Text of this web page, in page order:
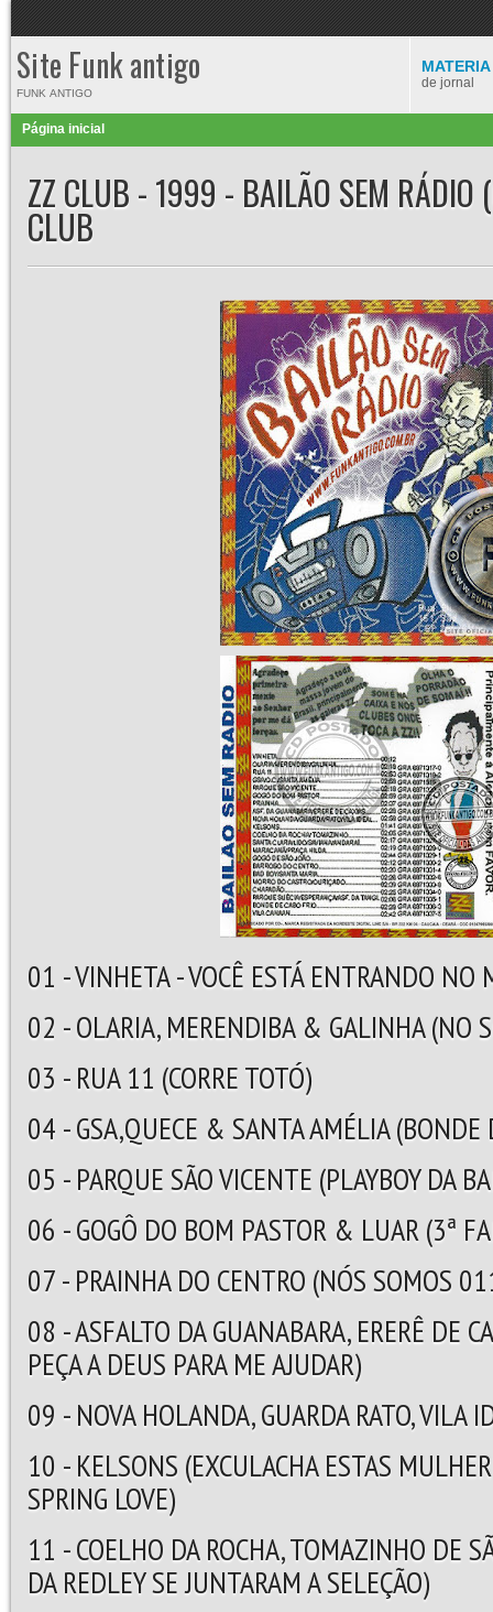
Site Funk antigo
FUNK ANTIGO
MATERIA
de jornal
Página inicial
ZZ CLUB - 1999 - BAILÃO SEM
CLUB
01 - VINHETA - VOCÊ ESTÁ ENTRANDO NO
02 - OLARIA, MERENDIBA & GALINHA (NO
03 - RUA 11 (CORRE TOTÓ)
04 - GSA,QUECE & SANTA AMÉLIA
05 - PARQUE SÃO VICENTE (PLAYBOY DA
06 - GOGÔ DO BOM PASTOR & LUAR (3ª
07 - PRAINHA DO CENTRO (NÓS SOMOS
08 - ASFALTO DA GUANABARA, ERERÊ DE
PEÇA A DEUS PARA ME AJUDAR)
09 - NOVA HOLANDA, GUARDA RATO, VILA
10 - KELSONS (EXCULACHA ESTAS
SPRING LOVE)
11 - COELHO DA ROCHA, TOMAZINHO DE
DA REDLEY SE JUNTARAM A SELEÇÃO)